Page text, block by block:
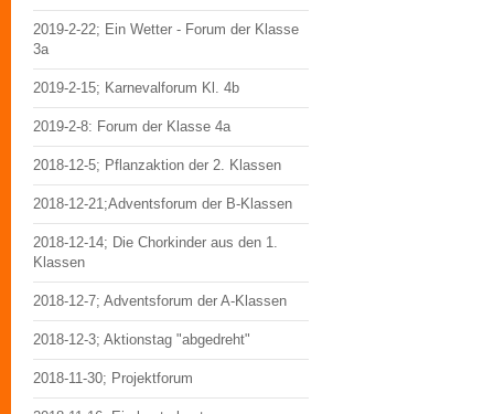
2019-2-22; Ein Wetter - Forum der Klasse
3a
2019-2-15; Karnevalforum Kl. 4b
2019-2-8: Forum der Klasse 4a
2018-12-5; Pflanzaktion der 2. Klassen
2018-12-21;Adventsforum der B-Klassen
2018-12-14; Die Chorkinder aus den 1.
Klassen
2018-12-7; Adventsforum der A-Klassen
2018-12-3; Aktionstag "abgedreht"
2018-11-30; Projektforum